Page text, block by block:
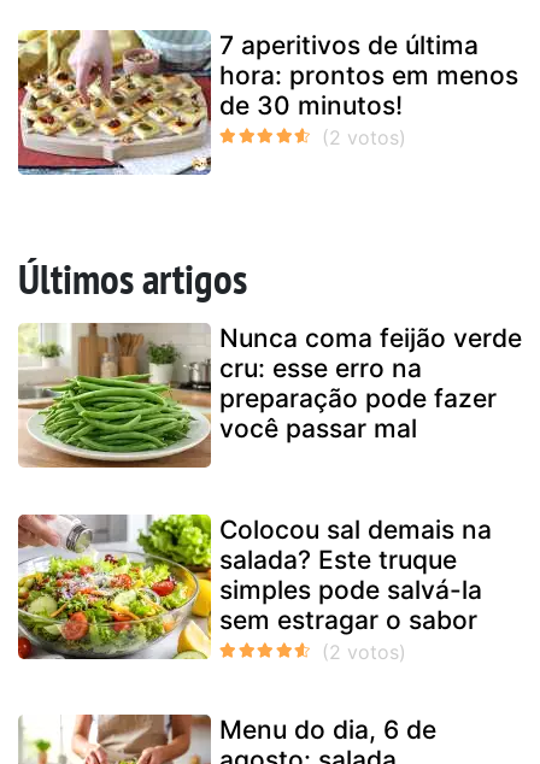
7 aperitivos de última
hora: prontos em menos
de 30 minutos!
Últimos artigos
Nunca coma feijão verde
cru: esse erro na
preparação pode fazer
você passar mal
Colocou sal demais na
salada? Este truque
simples pode salvá-la
sem estragar o sabor
Menu do dia, 6 de